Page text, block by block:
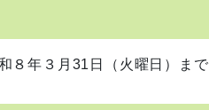
８年３月31日（火曜日）まで